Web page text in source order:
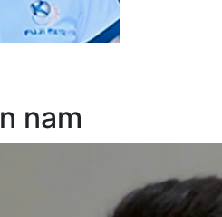
nam